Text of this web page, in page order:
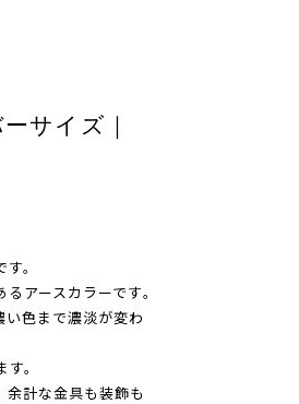
サイズ｜
。
アースカラーです。
色まで濃淡が変わ
。
計な金具も装飾も